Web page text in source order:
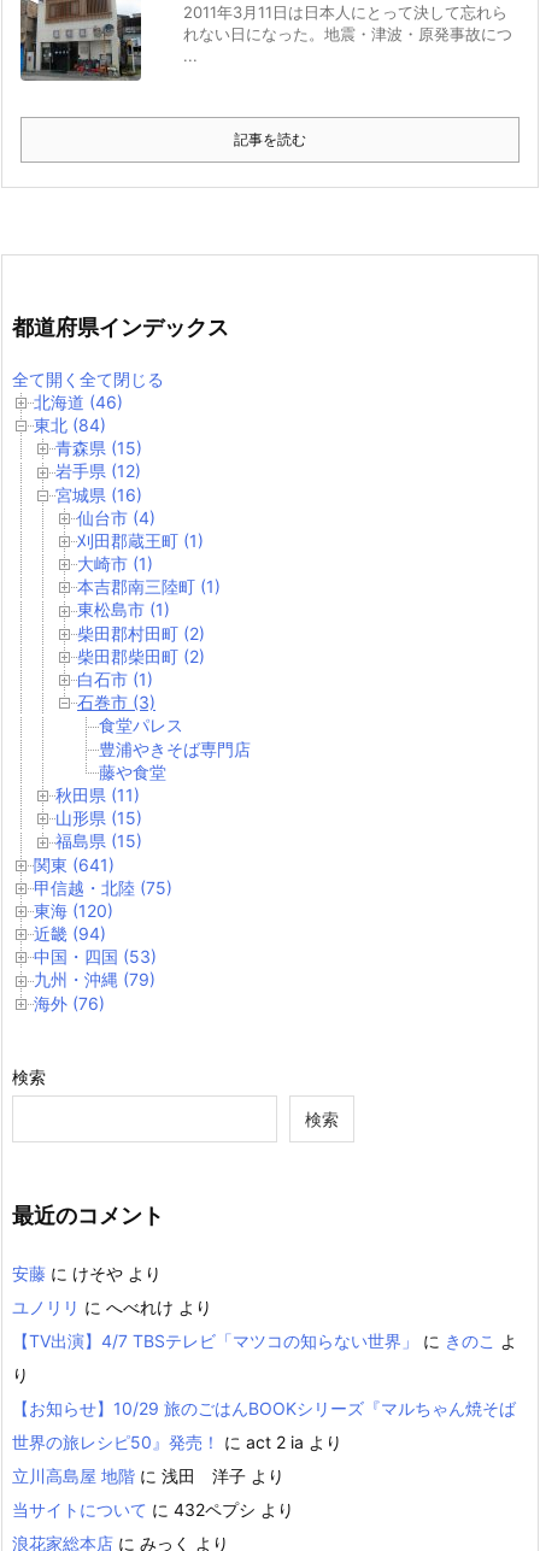
2011年3月11日は日本人にとって決して忘れら
れない日になった。地震・津波・原発事故につ
...
記事を読む
都道府県インデックス
全て開く 全て閉じる
北海道 (46)
東北 (84)
青森県 (15)
岩手県 (12)
宮城県 (16)
仙台市 (4)
刈田郡蔵王町 (1)
大崎市 (1)
本吉郡南三陸町 (1)
東松島市 (1)
柴田郡村田町 (2)
柴田郡柴田町 (2)
白石市 (1)
石巻市 (3)
食堂パレス
豊浦やきそば専門店
藤や食堂
秋田県 (11)
山形県 (15)
福島県 (15)
関東 (641)
甲信越・北陸 (75)
東海 (120)
近畿 (94)
中国・四国 (53)
九州・沖縄 (79)
海外 (76)
検索
検索
最近のコメント
安藤 に けそや より
ユノリリ に へべれけ より
【TV出演】4/7 TBSテレビ「マツコの知らない世界」
に きのこ よ
り
【お知らせ】10/29 旅のごはんBOOKシリーズ『マルちゃん焼そば
世界の旅レシピ50』発売！
に act 2 ia より
立川高島屋 地階 に 浅田 洋子 より
当サイトについて に 432ペプシ より
浪花家総本店 に みっく より